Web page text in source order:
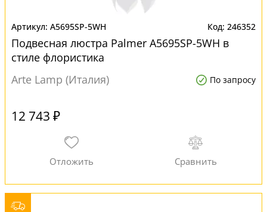
A5695SP-5WH 246352
Подвесная люстра Palmer A5695SP-5WH в
стиле флористика
Arte Lamp (Италия)
По запросу
12 743 ₽